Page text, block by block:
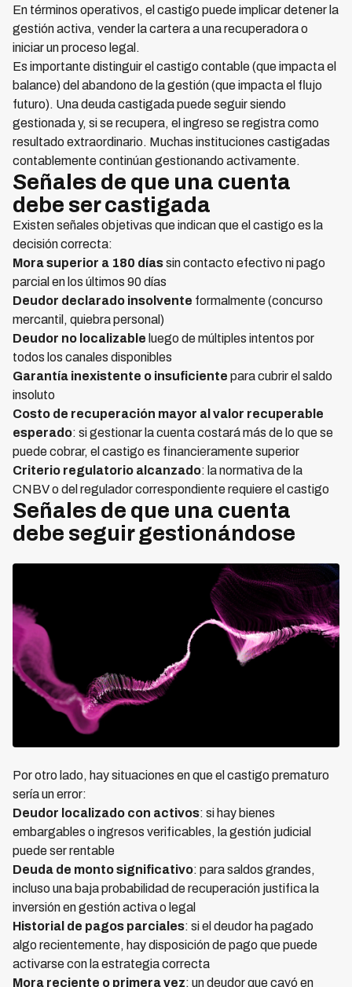
En términos operativos, el castigo puede implicar detener la
gestión activa, vender la cartera a una recuperadora o
iniciar un proceso legal.
Es importante distinguir el castigo contable (que impacta el
balance) del abandono de la gestión (que impacta el flujo
futuro). Una deuda castigada puede seguir siendo
gestionada y, si se recupera, el ingreso se registra como
resultado extraordinario. Muchas instituciones castigadas
contablemente continúan gestionando activamente.
Señales de que una cuenta
debe ser castigada
Existen señales objetivas que indican que el castigo es la
decisión correcta:
Mora superior a 180 díassin contacto efectivo ni pago
parcial en los últimos 90 días
Deudor declarado insolvente formalmente (concurso
mercantil, quiebra personal)
Deudor no localizable luego de múltiples intentos por
todos los canales disponibles
Garantía inexistente o insuficiente para cubrir el saldo
insoluto
Costo de recuperación mayor al valor recuperable
esperado: si gestionar la cuenta costará más de lo que se
puede cobrar, el castigo es financieramente superior
Criterio regulatorio alcanzado: la normativa de la
CNBV o del regulador correspondiente requiere el castigo
Señales de que una cuenta
debe seguir gestionándose
Por otro lado, hay situaciones en que el castigo prematuro
sería un error:
Deudor localizado con activos: si hay bienes
embargables o ingresos verificables, la gestión judicial
puede ser rentable
Deuda de monto significativo: para saldos grandes,
incluso una baja probabilidad de recuperación justifica la
inversión en gestión activa o legal
Historial de pagos parciales: si el deudor ha pagado
algo recientemente, hay disposición de pago que puede
activarse con la estrategia correcta
Mora reciente o primera vez: un deudor que cayó en